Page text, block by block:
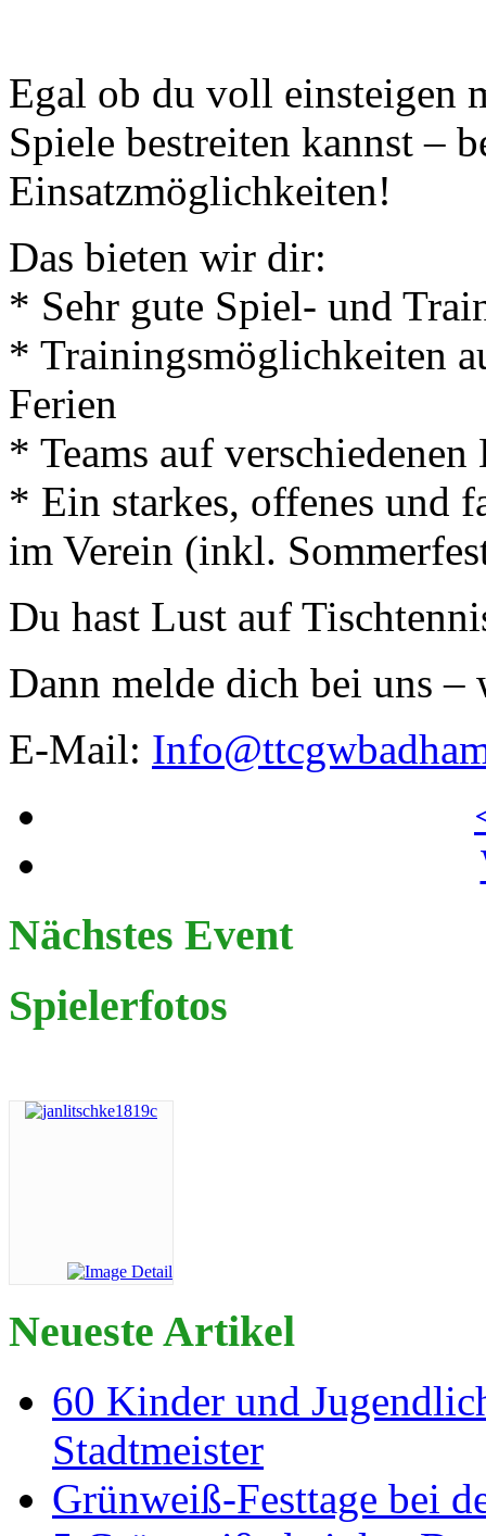
Egal ob du voll einsteigen
Spiele bestreiten kannst –
Einsatzmöglichkeiten!
Das bieten wir dir:
* Sehr gute Spiel- und
* Trainingsmöglichkeiten
Ferien
* Teams auf
* Ein starkes, offenes und
im Verein (inkl.
Du hast Lust auf
Dann melde dich bei uns
E-Mail:
Nächstes Event
Spielerfotos
Neueste Artikel
60 Kinder und
Stadtmeister
Grünweiß-Festtage bei